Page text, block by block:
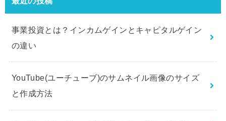
事業投資とは？インカムゲインとキャピタルゲイン
の違い
YouTube(ユーチューブ)のサムネイル画像のサイズ
と作成方法